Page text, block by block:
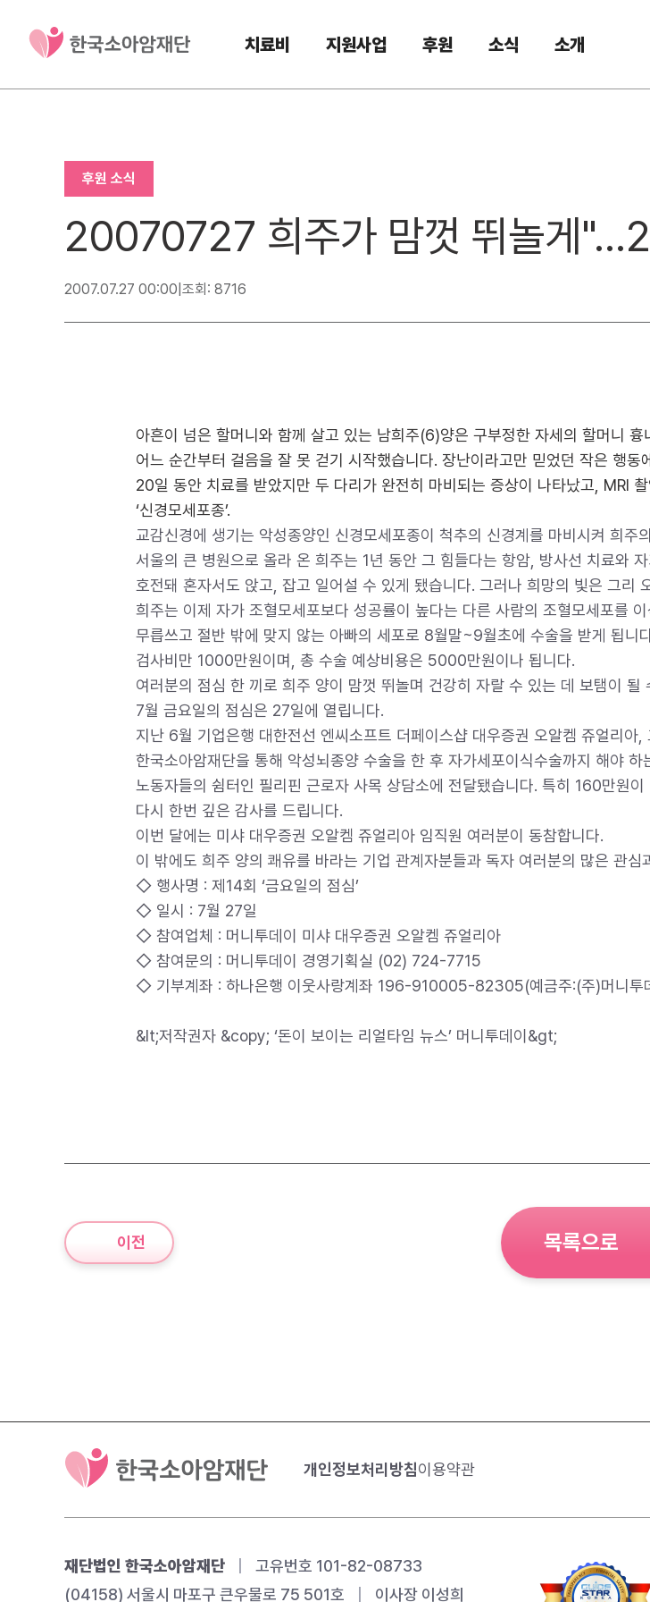
치료비 지원사업 후원 소식 소개
후원 소식
20070727 희주가 맘껏 뛰놀게
2007.07.27 00:00 조회: 8716
아흔이 넘은 할머니와 함께 살고 있는 남희주(6)양은 구부정한 자세의 할머니
어느 순간부터 걸음을 잘 못 걷기 시작했습니다. 장난이라고만 믿었던 작은 행동
20일 동안 치료를 받았지만 두 다리가 완전히 마비되는 증상이 나타났고, MRI
‘신경모세포종’.
교감신경에 생기는 악성종양인 신경모세포종이 척추의 신경계를 마비시켜 희주
서울의 큰 병원으로 올라 온 희주는 1년 동안 그 힘들다는 항암, 방사선 치료와
호전돼 혼자서도 앉고, 잡고 일어설 수 있게 됐습니다. 그러나 희망의 빛은 그리
희주는 이제 자가 조혈모세포보다 성공률이 높다는 다른 사람의 조혈모세포를
무릅쓰고 절반 밖에 맞지 않는 아빠의 세포로 8월말~9월초에 수술을 받게 됩니
검사비만 1000만원이며, 총 수술 예상비용은 5000만원이나 됩니다.
여러분의 점심 한 끼로 희주 양이 맘껏 뛰놀며 건강히 자랄 수 있는 데 보탬이 될
7월 금요일의 점심은 27일에 열립니다.
지난 6월 기업은행 대한전선 엔씨소프트 더페이스샵 대우증권 오알켐 쥬얼리아
한국소아암재단을 통해 악성뇌종양 수술을 한 후 자가세포이식수술까지 해야
노동자들의 쉼터인 필리핀 근로자 사목 상담소에 전달됐습니다. 특히 160만원
다시 한번 깊은 감사를 드립니다.
이번 달에는 미샤 대우증권 오알켐 쥬얼리아 임직원 여러분이 동참합니다.
이 밖에도 희주 양의 쾌유를 바라는 기업 관계자분들과 독자 여러분의 많은 관심
◇ 행사명 : 제14회 ‘금요일의 점심’
◇ 일시 : 7월 27일
◇ 참여업체 : 머니투데이 미샤 대우증권 오알켐 쥬얼리아
◇ 참여문의 : 머니투데이 경영기획실 (02) 724-7715
◇ 기부계좌 : 하나은행 이웃사랑계좌 196-910005-82305(예금주:(주)머니투
&lt;저작권자 &copy; ‘돈이 보이는 리얼타임 뉴스’ 머니투데이&gt;
이전 목록으로
개인정보처리방침이용약관
재단법인 한국소아암재단
고유번호 101-82-08733
(04158) 서울시 마포구 큰우물로 75 501호
이사장 이성희